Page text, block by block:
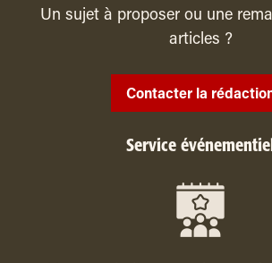
Un sujet à proposer ou une
articles ?
Contacter la
Service